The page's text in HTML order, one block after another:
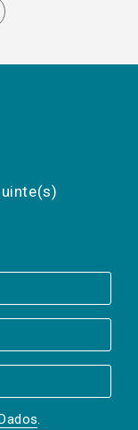
.